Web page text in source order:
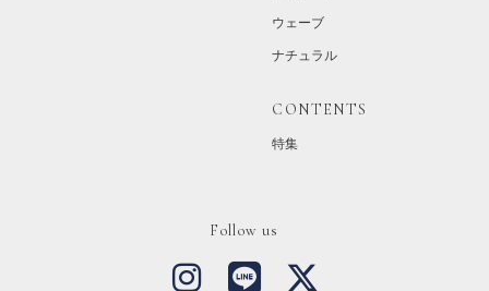
ウェーブ
ナチュラル
CONTENTS
特集
Follow us